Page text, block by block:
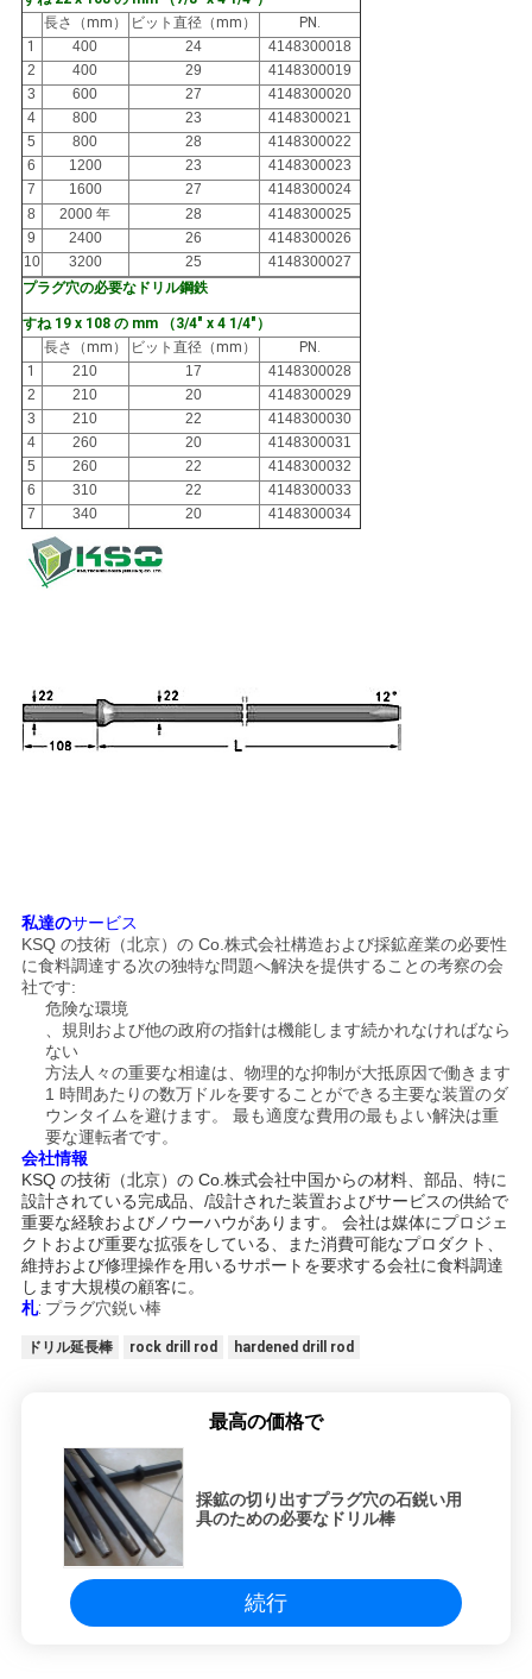
長さ（mm）
ビット直径（mm）
PN.
1
400 24
4148300018
2
400 29
4148300019
3
600 27
4148300020
4
800 23
4148300021
5
800 28
4148300022
6
1200 23
4148300023
7
1600 27
4148300024
8
2000 年 28
4148300025
9
2400 26
4148300026
10
3200 25
4148300027
プラグ穴の必要なドリル鋼鉄
すね 19 x 108 の mm （3/4" x 4 1/4"）
長さ（mm）
ビット直径（mm）
PN.
1
210 17
4148300028
2
210 20
4148300029
3
210 22
4148300030
4
260 20
4148300031
5
260 22
4148300032
6
310 22
4148300033
7
340 20 4148300034
私達のサービス
KSQ の技術（北京）の Co.株式会社構造および採鉱産業の必要性
に食料調達する次の独特な問題へ解決を提供することの考察の会
社です:
危険な環境
、規則および他の政府の指針は機能します続かれなければなら
ない
方法人々の重要な相違は、物理的な抑制が大抵原因で働きます
1 時間あたりの数万ドルを要することができる主要な装置のダ
ウンタイムを避けます。 最も適度な費用の最もよい解決は重
要な運転者です。
会社情報
KSQ の技術（北京）の Co.株式会社中国からの材料、部品、特に
設計されている完成品、/設計された装置およびサービスの供給で
重要な経験およびノウーハウがあります。 会社は媒体にプロジェ
クトおよび重要な拡張をしている、また消費可能なプロダクト、
維持および修理操作を用いるサポートを要求する会社に食料調達
します大規模の顧客に。
札: プラグ穴鋭い棒
ドリル延長棒 rock drill rod hardened drill rod
最高の価格で
採鉱の切り出すプラグ穴の石鋭い用
具のための必要なドリル棒
続行